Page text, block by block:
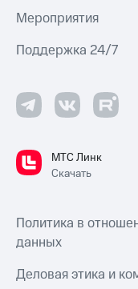
Мероприятия
Поддержка 24/7
МТС Линк
Скачать
Политика в
данных
Деловая этика и